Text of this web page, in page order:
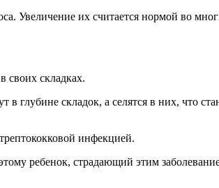
их считается нормой во
своих складках.
глубине складок, а селятся в них, что
инфекцией.
ребенок, страдающий этим